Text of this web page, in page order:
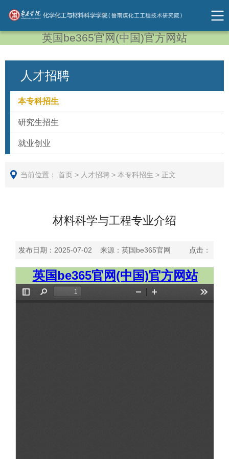
英国be365官网(中国)官方网站
人才招聘
本专科招生
研究生招生
就业创业
当前位置： 首页 > 人才招聘 > 本专科招生 > 正文
材料科学与工程专业介绍
发布日期：2025-07-02 来源：英国be365官网 点击：